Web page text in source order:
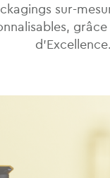
sur-
d’Excellence.